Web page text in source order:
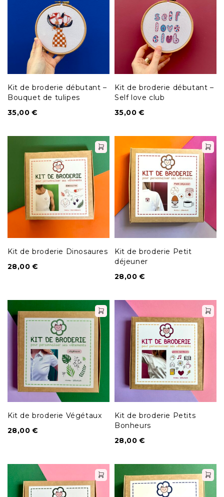
Kit de broderie débutant –
Bouquet de tulipes
35,00€
Kit de broderie débutant –
Self love club
35,00€
Kit de broderie Dinosaures
28,00€
Kit de broderie Petit
déjeuner
28,00€
Kit de broderie Végétaux
28,00€
Kit de broderie Petits
Bonheurs
28,00€